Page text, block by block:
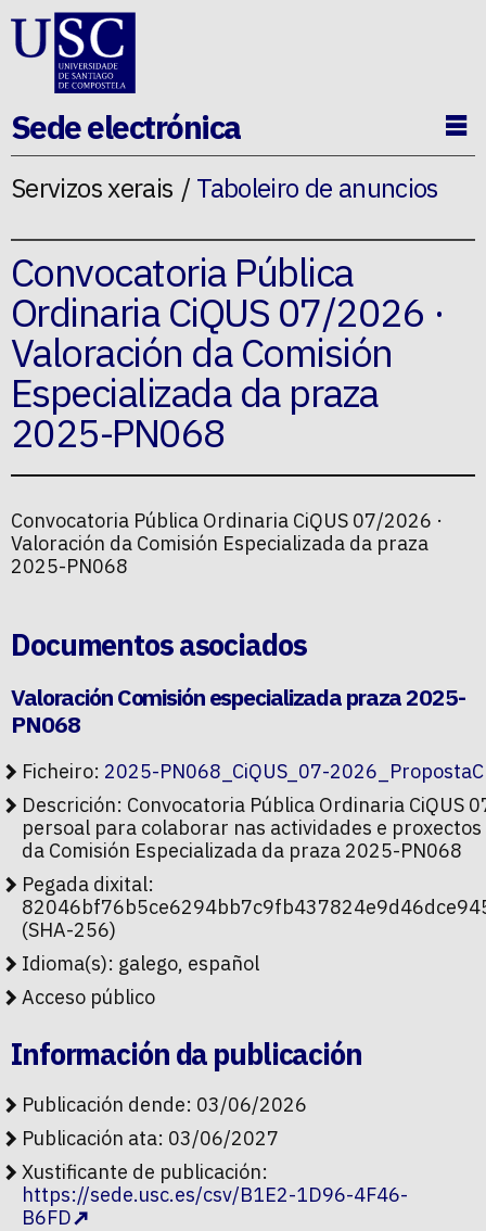
Ir ao contido da p�xina
Sede electrónica
Servizos xerais Taboleiro de anuncios
Convocatoria Pública
Ordinaria CiQUS 07/2026 ·
Valoración da Comisión
Especializada da praza
2025-PN068
Convocatoria Pública Ordinaria CiQUS 07/2026 ·
Valoración da Comisión Especializada da praza
2025-PN068
Documentos asociados
Valoración Comisión especializada praza 2025-
PN068
Ficheiro: 2025-PN068_CiQUS_07-
Descrición: Convocatoria Pública Ordinaria CiQUS
persoal para colaborar nas actividades e
da Comisión Especializada da praza 2025-PN068
Pegada dixital:
(SHA-256)
Idioma(s): galego, español
Acceso público
Información da publicación
Publicación dende: 03/06/2026
Publicación ata: 03/06/2027
Xustificante de publicación:
https://sede.usc.es/csv/B1E2-1D96-4F46-
B6FD